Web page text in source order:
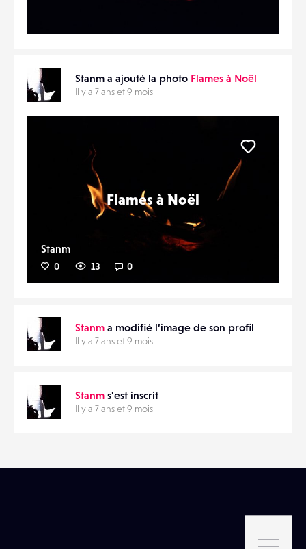
Stanm a ajouté la photo Flames à Noël
Il y a 7 ans et 9 mois
Flames à Noël
Stanm
0 13 0
Stanm a modifié l’image de son profil
Il y a 7 ans et 9 mois
Stanm s'est inscrit
Il y a 7 ans et 9 mois